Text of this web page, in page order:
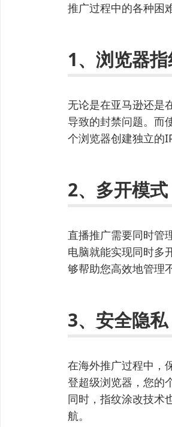
推广过程中的各种困难
1、浏览器
无论是在亚马逊还是
导致的封禁问题。而
个浏览器创建独立的
2、多开模
直播推广需要同时管
电脑就能实现同时多
够帮助您高效地管理
3、安全隐
在海外推广过程中，
登超级浏览器，您的
同时，指纹涂改技术
航。